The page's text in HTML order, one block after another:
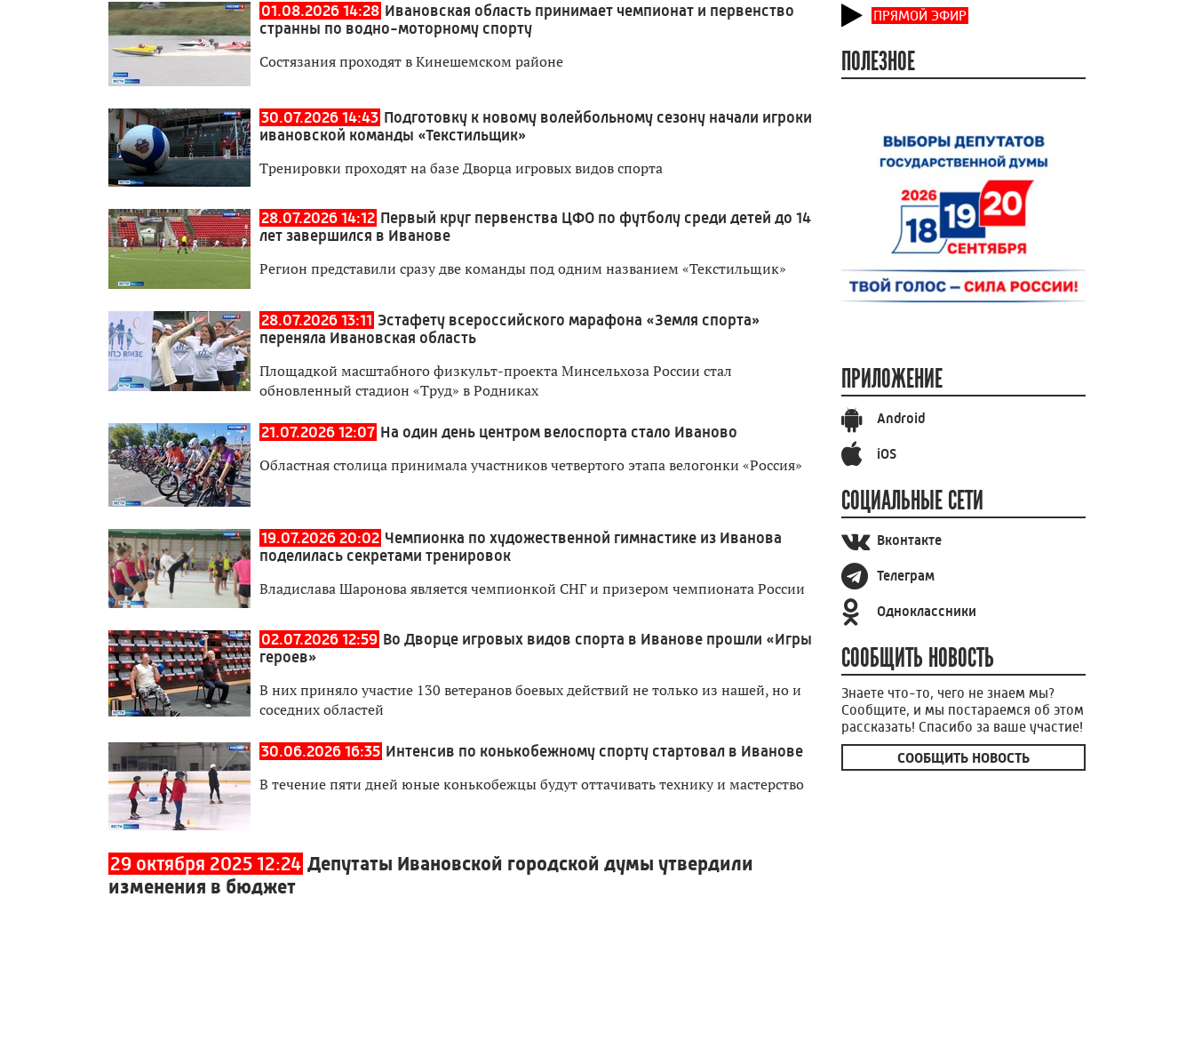
01.08.2026 14:28 Ивановская область принимает чемпионат и первенство
странны по водно-моторному спорту
Состязания проходят в Кинешемском районе
30.07.2026 14:43 Подготовку к новому волейбольному сезону начали игроки
ивановской команды «Текстильщик»
Тренировки проходят на базе Дворца игровых видов спорта
28.07.2026 14:12 Первый круг первенства ЦФО по футболу среди детей до 14
лет завершился в Иванове
Регион представили сразу две команды под одним названием «Текстильщик»
28.07.2026 13:11 Эстафету всероссийского марафона «Земля спорта»
переняла Ивановская область
Площадкой масштабного физкульт-проекта Минсельхоза России стал
обновленный стадион «Труд» в Родниках
21.07.2026 12:07 На один день центром велоспорта стало Иваново
Областная столица принимала участников четвертого этапа велогонки «Россия»
19.07.2026 20:02 Чемпионка по художественной гимнастике из Иванова
поделилась секретами тренировок
Владислава Шаронова является чемпионкой СНГ и призером чемпионата России
02.07.2026 12:59 Во Дворце игровых видов спорта в Иванове прошли «Игры
героев»
В них приняло участие 130 ветеранов боевых действий не только из нашей, но и
соседних областей
30.06.2026 16:35 Интенсив по конькобежному спорту стартовал в Иванове
В течение пяти дней юные конькобежцы будут оттачивать технику и мастерство
29 октября 2025 12:24 Депутаты Ивановской городской думы утвердили
изменения в бюджет
ПРЯМОЙ ЭФИР
ПОЛЕЗНОЕ
ПРИЛОЖЕНИЕ
Android
iOS
СОЦИАЛЬНЫЕ СЕТИ
Вконтакте
Телеграм
Одноклассники
СООБЩИТЬ НОВОСТЬ
Знаете что-то, чего не знаем мы?
Сообщите, и мы постараемся об этом
рассказать! Спасибо за ваше участие!
СООБЩИТЬ НОВОСТЬ